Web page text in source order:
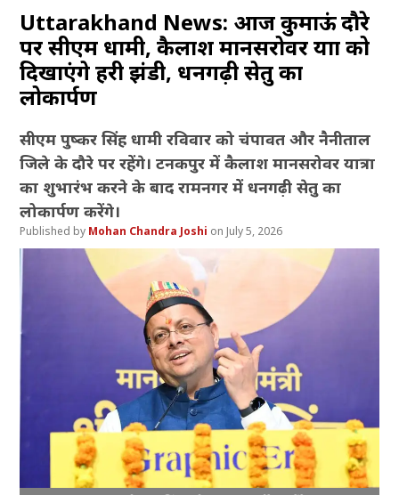
Uttarakhand News: आज कुमाऊं दौरे
पर सीएम धामी, कैलाश मानसरोवर यात्रा को
दिखाएंगे हरी झंडी, धनगढ़ी सेतु का
लोकार्पण
सीएम पुष्कर सिंह धामी रविवार को चंपावत और नैनीताल
जिले के दौरे पर रहेंगे। टनकपुर में कैलाश मानसरोवर यात्रा
का शुभारंभ करने के बाद रामनगर में धनगढ़ी सेतु का
लोकार्पण करेंगे।
Mohan Chandra Joshi July 5, 2026